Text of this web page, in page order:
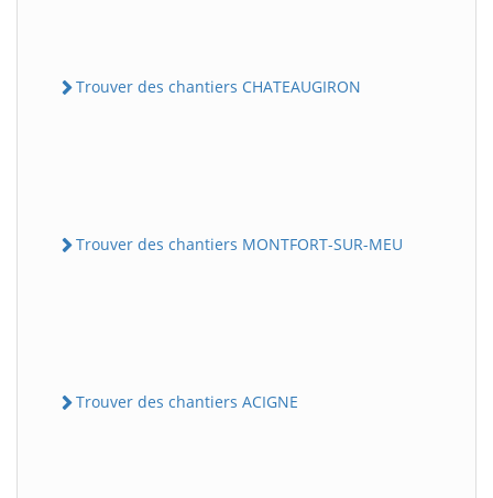
Trouver des chantiers CHATEAUGIRON
Trouver des chantiers MONTFORT-SUR-MEU
Trouver des chantiers ACIGNE